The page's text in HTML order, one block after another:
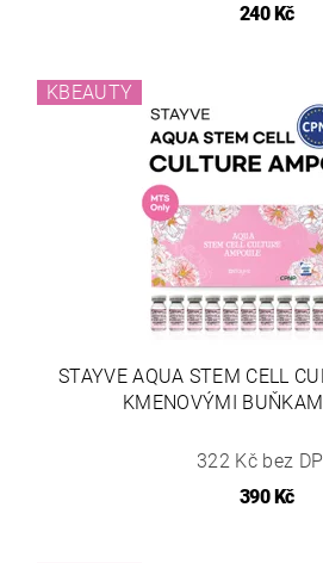
240 Kč
KBEAUTY
STAYVE AQUA STEM CELL
KMENOVÝMI
322 Kč bez
390 Kč